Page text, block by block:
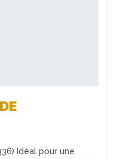
Idéal pour une